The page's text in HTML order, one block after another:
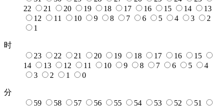
22
21 20 19 18 17 16 15 14
13
12
11 10 9 8 7 6 5 4 3
2
1
时
23
22 21 20 19 18 17 16
15
14
13 12 11 10 9 8 7 6 5
4
3
2 1 0
分
59
58 57 56 55 54 53 52
51